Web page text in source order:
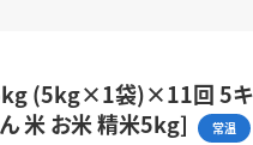
5kg (5kg×1袋)×11回 5
米 お米 精米5kg]
常温